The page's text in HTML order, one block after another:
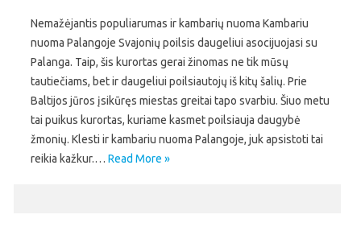
Nemažėjantis populiarumas ir kambarių nuoma Kambariu
nuoma Palangoje Svajonių poilsis daugeliui asocijuojasi su
Palanga. Taip, šis kurortas gerai žinomas ne tik mūsų
tautiečiams, bet ir daugeliui poilsiautojų iš kitų šalių. Prie
Baltijos jūros įsikūręs miestas greitai tapo svarbiu. Šiuo metu
tai puikus kurortas, kuriame kasmet poilsiauja daugybė
žmonių. Klesti ir kambariu nuoma Palangoje, juk apsistoti tai
reikia kažkur.… Read More »